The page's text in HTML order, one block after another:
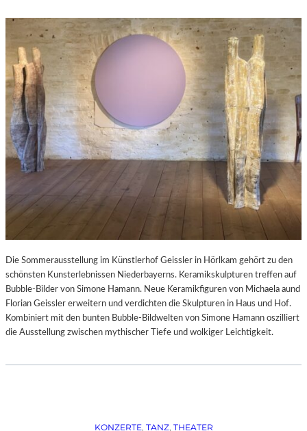
Die Sommerausstellung im Künstlerhof Geissler in Hörlkam gehört zu den
schönsten Kunsterlebnissen Niederbayerns. Keramikskulpturen treffen auf
Bubble-Bilder von Simone Hamann. Neue Keramikfiguren von Michaela aund
Florian Geissler erweitern und verdichten die Skulpturen in Haus und Hof.
Kombiniert mit den bunten Bubble-Bildwelten von Simone Hamann oszilliert
die Ausstellung zwischen mythischer Tiefe und wolkiger Leichtigkeit.
KONZERTE, TANZ, THEATER